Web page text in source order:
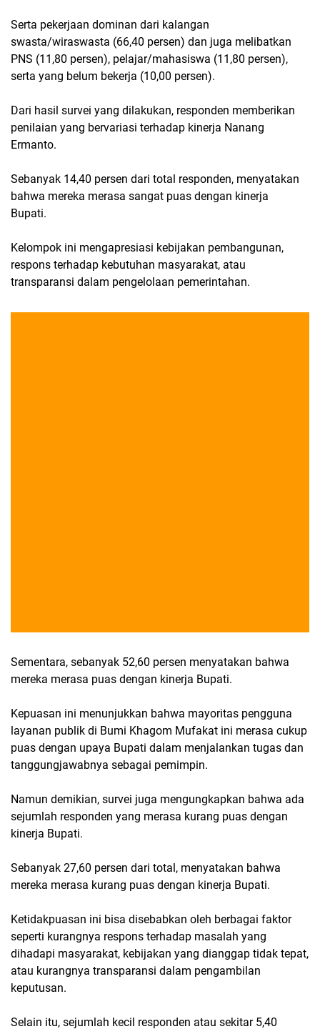
Serta pekerjaan dominan dari kalangan
swasta/wiraswasta (66,40 persen) dan juga melibatkan
PNS (11,80 persen), pelajar/mahasiswa (11,80 persen),
serta yang belum bekerja (10,00 persen).
Dari hasil survei yang dilakukan, responden memberikan
penilaian yang bervariasi terhadap kinerja Nanang
Ermanto.
Sebanyak 14,40 persen dari total responden, menyatakan
bahwa mereka merasa sangat puas dengan kinerja
Bupati.
Kelompok ini mengapresiasi kebijakan pembangunan,
respons terhadap kebutuhan masyarakat, atau
transparansi dalam pengelolaan pemerintahan.
Sementara, sebanyak 52,60 persen menyatakan bahwa
mereka merasa puas dengan kinerja Bupati.
Kepuasan ini menunjukkan bahwa mayoritas pengguna
layanan publik di Bumi Khagom Mufakat ini merasa cukup
puas dengan upaya Bupati dalam menjalankan tugas dan
tanggungjawabnya sebagai pemimpin.
Namun demikian, survei juga mengungkapkan bahwa ada
sejumlah responden yang merasa kurang puas dengan
kinerja Bupati.
Sebanyak 27,60 persen dari total, menyatakan bahwa
mereka merasa kurang puas dengan kinerja Bupati.
Ketidakpuasan ini bisa disebabkan oleh berbagai faktor
seperti kurangnya respons terhadap masalah yang
dihadapi masyarakat, kebijakan yang dianggap tidak tepat,
atau kurangnya transparansi dalam pengambilan
keputusan.
Selain itu, sejumlah kecil responden atau sekitar 5,40